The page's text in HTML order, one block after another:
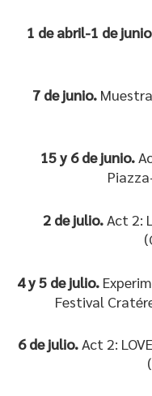
1 de abril-1 de
7 de junio.
15 y 6 de junio.
2 de julio.Act 2:
4 y 5 de julio.
Festival
6 de julio.Act 2: